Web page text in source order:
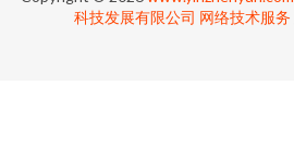
科技发展有限公司 网络技术服务